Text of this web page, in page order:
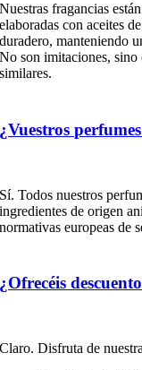
Nuestras fragancias
elaboradas con aceites
duradero, manteniendo
No son imitaciones, sino
similares.
¿Vuestros
Sí. Todos nuestros
ingredientes de origen
normativas europeas de
¿Ofrecéis
Claro. Disfruta de